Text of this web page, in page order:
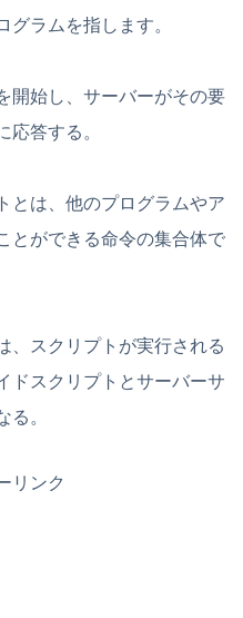
ラムを指します。
開始し、サーバーがその要
応答する。
とは、他のプログラムやア
とができる命令の集合体で
、スクリプトが実行される
ドスクリプトとサーバーサ
る。
リンク